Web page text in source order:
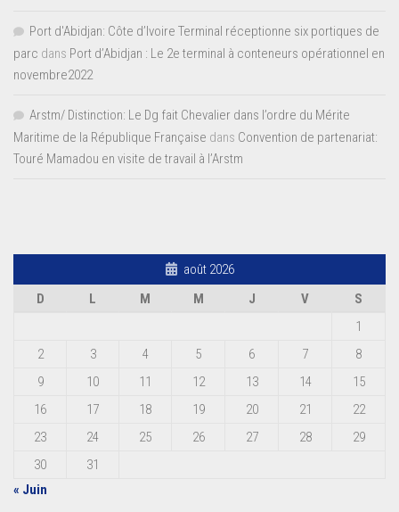
Port d'Abidjan: Côte d’Ivoire Terminal réceptionne six portiques de
parc dans Port d’Abidjan : Le 2e terminal à conteneurs opérationnel en
novembre2022
Arstm/ Distinction: Le Dg fait Chevalier dans l’ordre du Mérite
Maritime de la République Française dans Convention de partenariat:
Touré Mamadou en visite de travail à l’Arstm
août 2026
D
L M M J V
S
1
2
3 4 5 6 7
8
9
10 11 12 13 14
15
16
17 18 19 20 21
22
23
24 25 26 27 28
29
30
31
« Juin